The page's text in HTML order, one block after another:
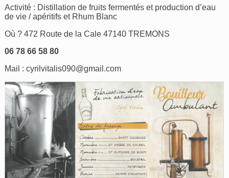
Activité : Distillation de fruits fermentés et production d’eau
de vie / apéritifs et Rhum Blanc
Où ? 472 Route de la Cale 47140 TREMONS
06 78 66 58 80
Mail :cyrilvitalis090@gmail.com